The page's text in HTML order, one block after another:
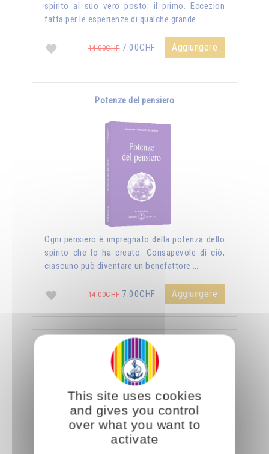
spirito al suo vero posto: il primo. Eccezion
fatta per le esperienze di qualche grande …
14.00CHF7.00CHF Aggiungere
Potenze del pensiero
Ogni pensiero è impregnato della potenza dello
spirito che lo ha creato. Consapevole di ciò,
ciascuno può diventare un benefattore …
14.00CHF7.00CHF Aggiungere
La sessualità forza del cielo
This site uses cookies
and gives you control
over what you want to
activate